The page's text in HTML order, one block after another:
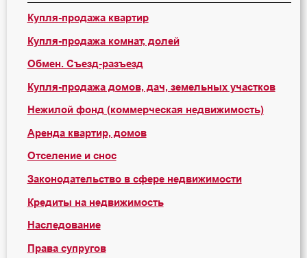
Купля-продажа квартир
Купля-продажа комнат, долей
Обмен. Съезд-разъезд
Купля-продажа домов, дач, земельных участков
Нежилой фонд (коммерческая недвижимость)
Аренда квартир, домов
Отселение и снос
Законодательство в сфере недвижимости
Кредиты на недвижимость
Наследование
Права супругов